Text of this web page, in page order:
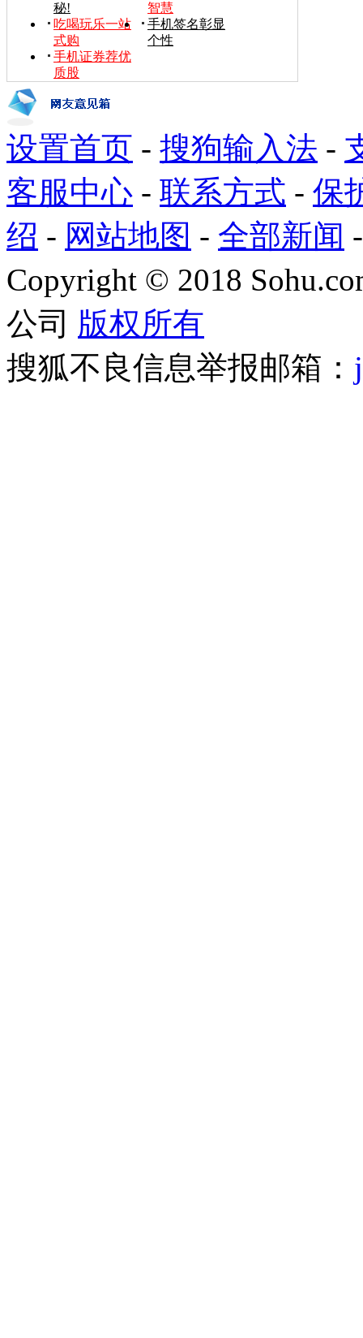
秘!
智慧
吃喝玩乐一站
式购
手机签名彰显
个性
手机证券荐优
质股
设置首页 - 搜狗输入法 -
客服中心 - 联系方式 - 保
绍 - 网站地图 - 全部新闻
Copyright © 2018
公司 版权所有
搜狐不良信息举报邮箱：